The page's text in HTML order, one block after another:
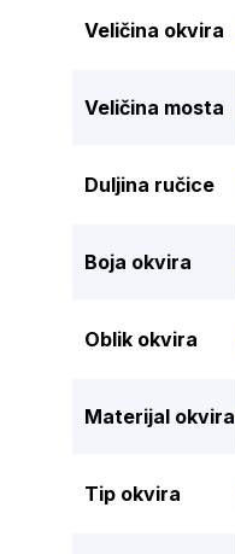
Veličina okvira
Veličina mosta
Duljina ručice
Boja okvira
Oblik okvira
Materijal okvira
Tip okvira